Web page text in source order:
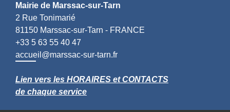
Mairie de Marssac-sur-Tarn
2 Rue Tonimarié
81150 Marssac-sur-Tarn - FRANCE
+33 5 63 55 40 47
accueil@marssac-sur-tarn.fr
Lien vers les HORAIRES et CONTACTS
de chaque service